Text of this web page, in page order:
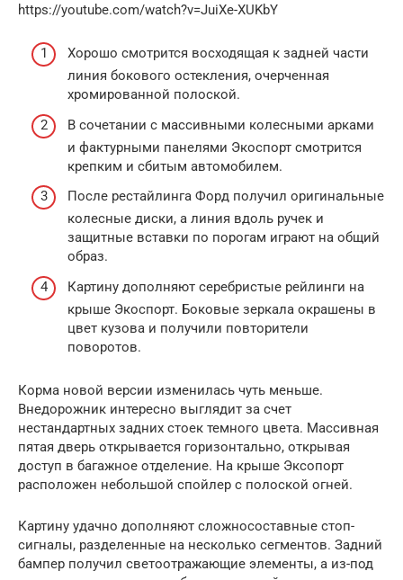
https://youtube.com/watch?v=JuiXe-XUKbY
Хорошо смотрится восходящая к задней части
линия бокового остекления, очерченная
хромированной полоской.
В сочетании с массивными колесными арками
и фактурными панелями Экоспорт смотрится
крепким и сбитым автомобилем.
После рестайлинга Форд получил оригинальные
колесные диски, а линия вдоль ручек и
защитные вставки по порогам играют на общий
образ.
Картину дополняют серебристые рейлинги на
крыше Экоспорт. Боковые зеркала окрашены в
цвет кузова и получили повторители
поворотов.
Корма новой версии изменилась чуть меньше.
Внедорожник интересно выглядит за счет
нестандартных задних стоек темного цвета. Массивная
пятая дверь открывается горизонтально, открывая
доступ в багажное отделение. На крыше Эксопорт
расположен небольшой спойлер с полоской огней.
Картину удачно дополняют сложносоставные стоп-
сигналы, разделенные на несколько сегментов. Задний
бампер получил светоотражающие элементы, а из-под